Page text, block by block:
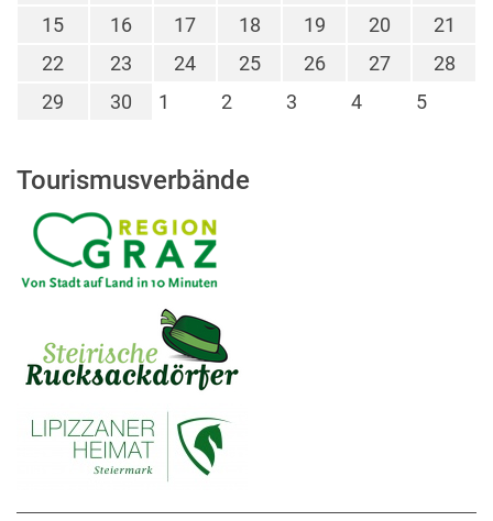
15
16 17 18 19 20
21
22
23 24 25 26 27
28
29
30 1 2 3 4 5
Tourismusverbände